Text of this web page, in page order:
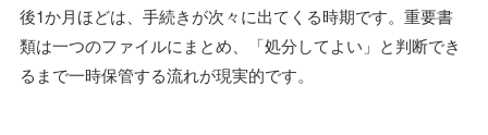
後1か月ほどは、手続きが次々に出てくる時期です。重要書
類は一つのファイルにまとめ、「処分してよい」と判断でき
るまで一時保管する流れが現実的です。